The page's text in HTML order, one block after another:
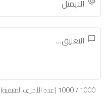
1000
/
1000(عدد الأحرف المتبقية)